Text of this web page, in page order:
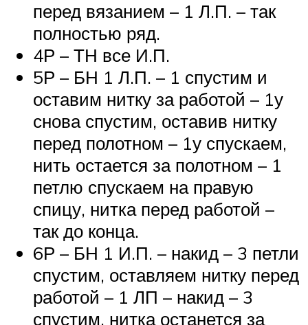
перед вязанием – 1 Л.П. – так
полностью ряд.
4Р – ТН все И.П.
5Р – БН 1 Л.П. – 1 спустим и
оставим нитку за работой – 1у
снова спустим, оставив нитку
перед полотном – 1у спускаем,
нить остается за полотном – 1
петлю спускаем на правую
спицу, нитка перед работой –
так до конца.
6Р – БН 1 И.П. – накид – 3 петли
спустим, оставляем нитку перед
работой – 1 ЛП – накид – 3
спустим, нитка останется за